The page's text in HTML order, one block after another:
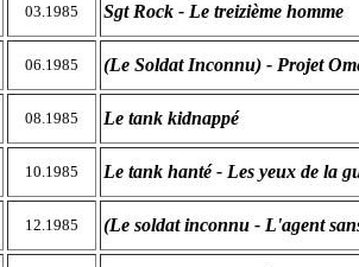
03.1985 Sgt Rock - Le treizième homme
06.1985 (Le Soldat Inconnu) - Projet
08.1985 Le tank kidnappé
10.1985 Le tank hanté - Les yeux de la
12.1985 (Le soldat inconnu - L'agent